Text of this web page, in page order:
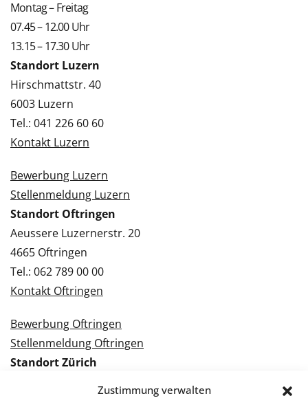
Zustimmung verwalten
Montag – Freitag
07.45 – 12.00 Uhr
13.15 – 17.30 Uhr
Standort Luzern
Hirschmattstr. 40
6003 Luzern
Tel.: 041 226 60 60
Kontakt Luzern
Bewerbung Luzern
Stellenmeldung Luzern
Standort Oftringen
Aeussere Luzernerstr. 20
4665 Oftringen
Tel.: 062 789 00 00
Kontakt Oftringen
Bewerbung Oftringen
Stellenmeldung Oftringen
Standort Zürich